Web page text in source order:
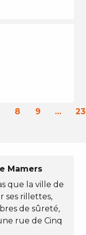
8 9 … 23
Mamers
que la ville de
ses rillettes,
de sûreté,
rue de Cinq